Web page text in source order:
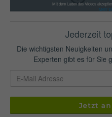
Mit dem Laden des Videos
Mehr
Jederzeit
Die wichtigsten Neuigkeiten
Experten gibt es für Sie
Jetzt